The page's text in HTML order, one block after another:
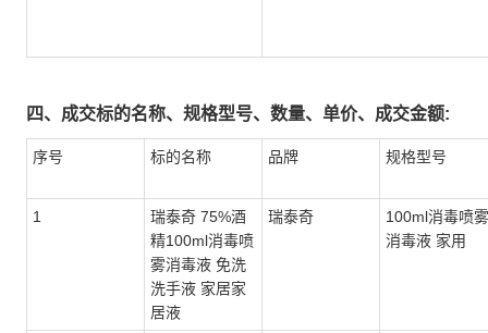
四、成交标的名称、规格型号、数量、单价、成交金额:
序号 标的名称 品牌 规格型号
1
瑞泰奇 75%酒
精100ml消毒喷
雾消毒液 免洗
洗手液 家居家
居液
瑞泰奇
100ml消毒喷雾
消毒液 家用